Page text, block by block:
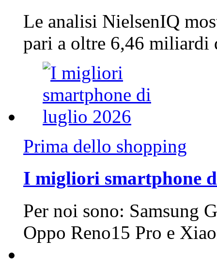
Le analisi NielsenIQ
pari a oltre 6,46
Prima dello shopping
I migliori smartphone
Per noi sono: Samsung
Oppo Reno15 Pro e